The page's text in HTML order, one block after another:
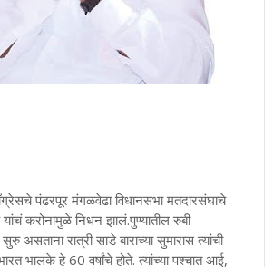
पंढरपूर मंगळवेढा विधानसभा मतदारसंघाचे
करोनामुळे निधन झालं.पुण्यातील रुबी
असताना रात्री साडे बाराच्या सुमारास त्यांची
भालके हे 60 वर्षांचे होते. त्यांच्या पश्चात आई,